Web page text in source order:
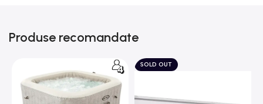
Produse recomandate
SOLD OUT